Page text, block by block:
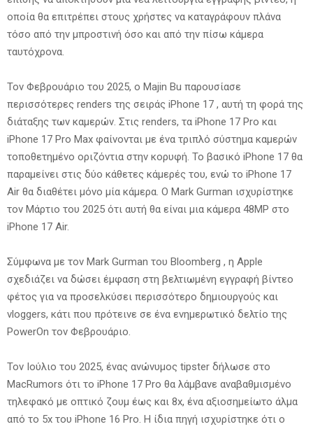
οποία θα επιτρέπει στους χρήστες να καταγράφουν πλάνα
τόσο από την μπροστινή όσο και από την πίσω κάμερα
ταυτόχρονα.
Τον Φεβρουάριο του 2025, ο Majin Bu παρουσίασε
περισσότερες renders της σειράς iPhone 17 , αυτή τη φορά της
διάταξης των καμερών. Στις renders, τα iPhone 17 Pro και
iPhone 17 Pro Max φαίνονται με ένα τριπλό σύστημα καμερών
τοποθετημένο οριζόντια στην κορυφή. Το βασικό iPhone 17 θα
παραμείνει στις δύο κάθετες κάμερές του, ενώ το iPhone 17
Air θα διαθέτει μόνο μία κάμερα. Ο Mark Gurman ισχυρίστηκε
τον Μάρτιο του 2025 ότι αυτή θα είναι μια κάμερα 48MP στο
iPhone 17 Air.
Σύμφωνα με τον Mark Gurman του Bloomberg , η Apple
σχεδιάζει να δώσει έμφαση στη βελτιωμένη εγγραφή βίντεο
φέτος για να προσελκύσει περισσότερο δημιουργούς και
vloggers, κάτι που πρότεινε σε ένα ενημερωτικό δελτίο της
PowerOn τον Φεβρουάριο.
Τον Ιούλιο του 2025, ένας ανώνυμος tipster δήλωσε στο
MacRumors ότι το iPhone 17 Pro θα λάμβανε αναβαθμισμένο
τηλεφακό με οπτικό ζουμ έως και 8x, ένα αξιοσημείωτο άλμα
από το 5x του iPhone 16 Pro. Η ίδια πηγή ισχυρίστηκε ότι ο